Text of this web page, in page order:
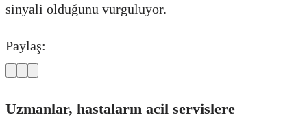
sinyali olduğunu vurguluyor.
Paylaş:
Uzmanlar, hastaların acil servislere